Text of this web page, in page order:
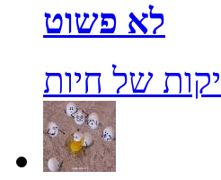
לא פשוט
של חיות